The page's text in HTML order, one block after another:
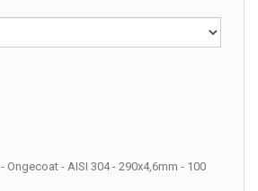
Ongecoat - AISI 304 - 290x4,6mm - 100